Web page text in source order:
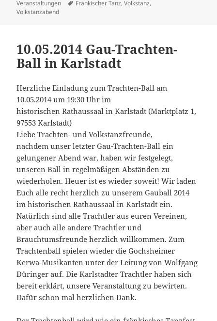
am
Veranstaltungen Schlagwörter
Fränkischer Tanz,Volkstanz,
Volkstanzabend
10.05.2014 Gau-Trachten-
Ball in Karlstadt
Herzliche Einladung zum Trachten-Ball am
10.05.2014 um 19:30 Uhr im
historischen Rathaussaal in Karlstadt (Marktplatz 1,
97553 Karlstadt)
Liebe Trachten- und Volkstanzfreunde,
nachdem unser letzter Gau-Trachten-Ball ein
gelungener Abend war, haben wir festgelegt,
unseren Ball in regelmäßigen Abständen zu
wiederholen. Heuer ist es wieder soweit! Wir laden
Euch alle recht herzlich zu unserem Gauball 2014
im historischen Rathaussaal in Karlstadt ein.
Natürlich sind alle Trachtler aus euren Vereinen,
aber auch alle andere Trachtler und
Brauchtumsfreunde herzlich willkommen. Zum
Trachtenball spielen wieder die Gochsheimer
Kerwa-Musikanten unter der Leitung von Wolfgang
Düringer auf. Die Karlstadter Trachtler haben sich
bereit erklärt, unsere Veranstaltung zu bewirten.
Dafür schon mal herzlichen Dank.